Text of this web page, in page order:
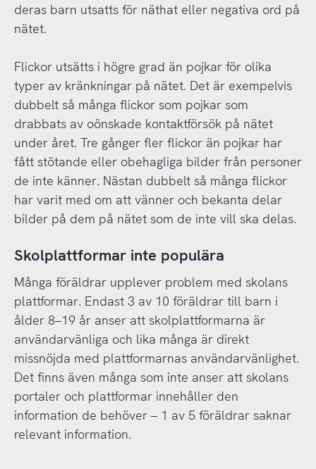
deras barn utsatts för näthat eller negativa ord på
nätet.
Flickor utsätts i högre grad än pojkar för olika
typer av kränkningar på nätet. Det är exempelvis
dubbelt så många flickor som pojkar som
drabbats av oönskade kontaktförsök på nätet
under året. Tre gånger fler flickor än pojkar har
fått stötande eller obehagliga bilder från personer
de inte känner. Nästan dubbelt så många flickor
har varit med om att vänner och bekanta delar
bilder på dem på nätet som de inte vill ska delas.
Skolplattformar inte populära
Många föräldrar upplever problem med skolans
plattformar. Endast 3 av 10 föräldrar till barn i
ålder 8–19 år anser att skolplattformarna är
användarvänliga och lika många är direkt
missnöjda med plattformarnas användarvänlighet.
Det finns även många som inte anser att skolans
portaler och plattformar innehåller den
information de behöver – 1 av 5 föräldrar saknar
relevant information.